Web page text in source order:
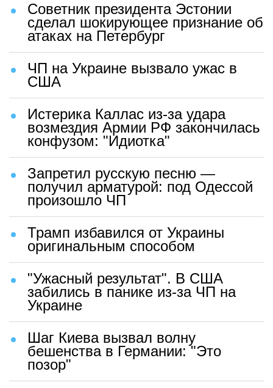
Советник президента Эстонии
сделал шокирующее признание об
атаках на Петербург
ЧП на Украине вызвало ужас в
США
Истерика Каллас из-за удара
возмездия Армии РФ закончилась
конфузом: "Идиотка"
Запретил русскую песню —
получил арматурой: под Одессой
произошло ЧП
Трамп избавился от Украины
оригинальным способом
"Ужасный результат". В США
забились в панике из-за ЧП на
Украине
Шаг Киева вызвал волну
бешенства в Германии: "Это
позор"